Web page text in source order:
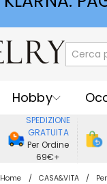
Hobby
Ricevente
Gioielli
SPEDIZIONE
GRATUITA
Per Ordine
69€+
Home CASA&VITA